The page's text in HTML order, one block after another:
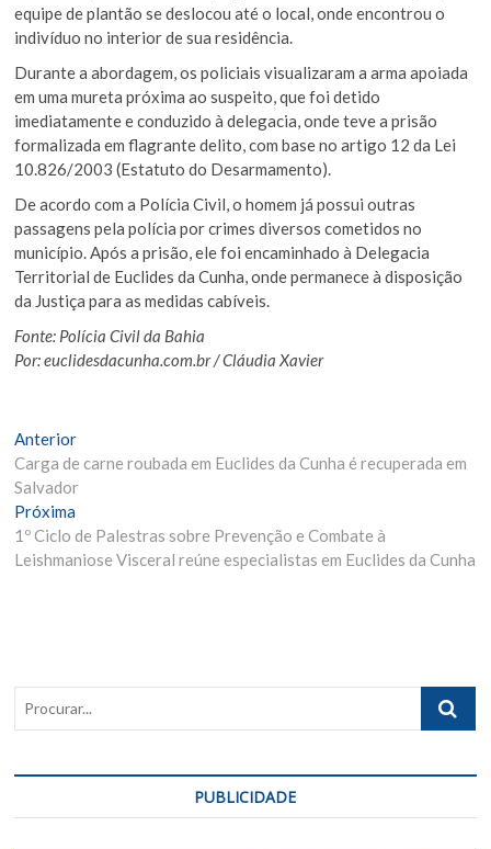
equipe de plantão se deslocou até o local, onde encontrou o
indivíduo no interior de sua residência.
Durante a abordagem, os policiais visualizaram a arma apoiada
em uma mureta próxima ao suspeito, que foi detido
imediatamente e conduzido à delegacia, onde teve a prisão
formalizada em flagrante delito, com base no artigo 12 da Lei
10.826/2003 (Estatuto do Desarmamento).
De acordo com a Polícia Civil, o homem já possui outras
passagens pela polícia por crimes diversos cometidos no
município. Após a prisão, ele foi encaminhado à Delegacia
Territorial de Euclides da Cunha, onde permanece à disposição
da Justiça para as medidas cabíveis.
Fonte: Polícia Civil da Bahia
Por: euclidesdacunha.com.br / Cláudia Xavier
Navegação
de
Post
AnteriorMatéria
Anterior:
Carga de carne roubada em Euclides da Cunha é recuperada em
Salvador
Próxima
Materia:
1º Ciclo de Palestras sobre Prevenção e Combate à
Leishmaniose Visceral reúne especialistas em Euclides da Cunha
PUBLICIDADE